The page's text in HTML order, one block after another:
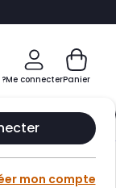
Me connecter
mon compte
Panier